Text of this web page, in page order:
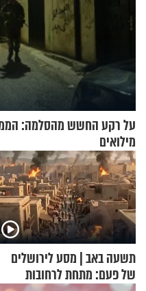
מילואים
תשעה באב | מסע לירושלים
של פעם: מתחת לרחובות